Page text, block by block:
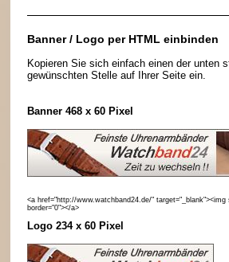
Banner / Logo per HTML einbinden
Kopieren Sie sich einfach einen der unten
gewünschten Stelle auf Ihrer Seite ein.
Banner 468 x 60 Pixel
<a href="http://www.watchband24.de/"
border="0"></a>
Logo 234 x 60 Pixel